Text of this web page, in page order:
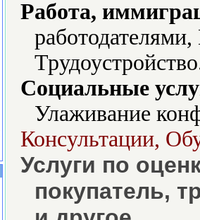
Работа,
Социальные
Улаживание
Консультации,
Услуги по
покупатель,